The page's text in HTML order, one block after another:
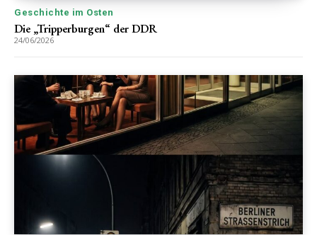
Geschichte im Osten
Die „Tripperburgen“ der DDR
24/06/2026